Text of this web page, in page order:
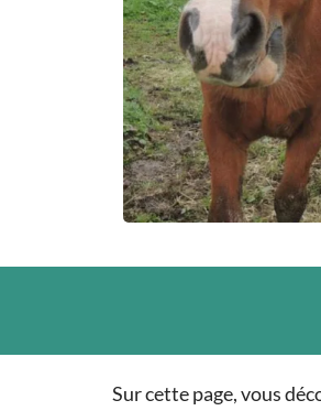
Sur cette page, vous